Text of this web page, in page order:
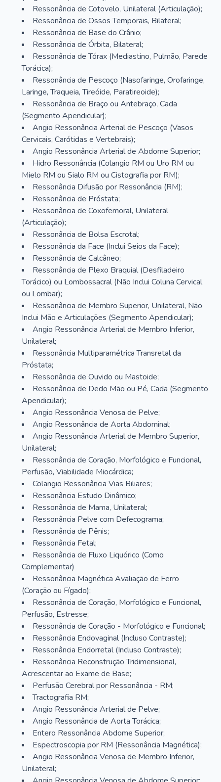
Ressonância de Cotovelo, Unilateral (Articulação);
Ressonância de Ossos Temporais, Bilateral;
Ressonância de Base do Crânio;
Ressonância de Órbita, Bilateral;
Ressonância de Tórax (Mediastino, Pulmão, Parede
Torácica);
Ressonância de Pescoço (Nasofaringe, Orofaringe,
Laringe, Traqueia, Tireóide, Paratireoide);
Ressonância de Braço ou Antebraço, Cada
(Segmento Apendicular);
Angio Ressonância Arterial de Pescoço (Vasos
Cervicais, Carótidas e Vertebrais);
Angio Ressonância Arterial de Abdome Superior;
Hidro Ressonância (Colangio RM ou Uro RM ou
Mielo RM ou Sialo RM ou Cistografia por RM);
Ressonância Difusão por Ressonância (RM);
Ressonância de Próstata;
Ressonância de Coxofemoral, Unilateral
(Articulação);
Ressonância de Bolsa Escrotal;
Ressonância da Face (Inclui Seios da Face);
Ressonância de Calcâneo;
Ressonância de Plexo Braquial (Desfiladeiro
Torácico) ou Lombossacral (Não Inclui Coluna Cervical
ou Lombar);
Ressonância de Membro Superior, Unilateral, Não
Inclui Mão e Articulações (Segmento Apendicular);
Angio Ressonância Arterial de Membro Inferior,
Unilateral;
Ressonância Multiparamétrica Transretal da
Próstata;
Ressonância de Ouvido ou Mastoide;
Ressonância de Dedo Mão ou Pé, Cada (Segmento
Apendicular);
Angio Ressonância Venosa de Pelve;
Angio Ressonância de Aorta Abdominal;
Angio Ressonância Arterial de Membro Superior,
Unilateral;
Ressonância de Coração, Morfológico e Funcional,
Perfusão, Viabilidade Miocárdica;
Colangio Ressonância Vias Biliares;
Ressonância Estudo Dinâmico;
Ressonância de Mama, Unilateral;
Ressonância Pelve com Defecograma;
Ressonância de Pênis;
Ressonância Fetal;
Ressonância de Fluxo Liquórico (Como
Complementar)
Ressonância Magnética Avaliação de Ferro
(Coração ou Fígado);
Ressonância de Coração, Morfológico e Funcional,
Perfusão, Estresse;
Ressonância de Coração - Morfológico e Funcional;
Ressonância Endovaginal (Incluso Contraste);
Ressonância Endorretal (Incluso Contraste);
Ressonância Reconstrução Tridimensional,
Acrescentar ao Exame de Base;
Perfusão Cerebral por Ressonância - RM;
Tractografia RM;
Angio Ressonância Arterial de Pelve;
Angio Ressonância de Aorta Torácica;
Entero Ressonância Abdome Superior;
Espectroscopia por RM (Ressonância Magnética);
Angio Ressonância Venosa de Membro Inferior,
Unilateral;